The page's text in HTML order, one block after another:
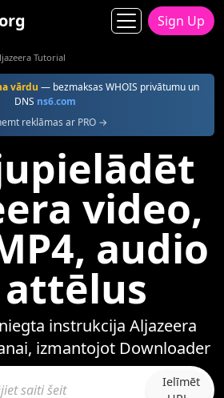
Sign Up
Tutorial
vārdu — bezmaksas WHOIS privātumu un
DNS ns6.com
reklāmas ar PRO →
video,
audio
instrukcija Aljazeera
izmantojot Downloader
Ielīmēt